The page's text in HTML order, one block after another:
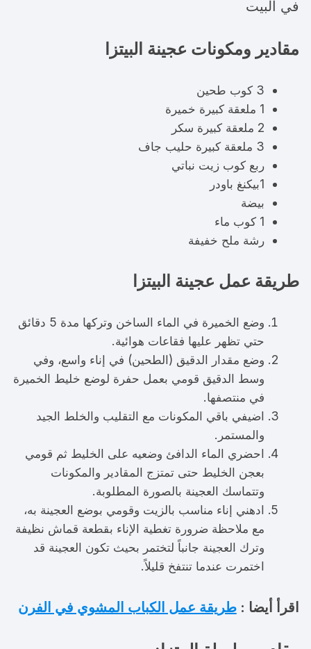
في البيت
مقادير ومكونات عجينة البيتزا
3 كوب طحين
1 ملعقة كبيرة خميرة
2 ملعقة كبيرة سكر
3 ملعقة كبيرة حليب جاف
ربع كوب زيت نباتي
1بيكنغ باودر
بيضة
1 كوب ماء
رشة ملح خفيفة
طريقة عمل عجينة البيتزا
وضع الخميرة في الماء الساخن وتركها مدة 5 دقائق
حتي تظهر عليها فقاعات هوائية.
وضع مقدار الدقيق (الطحين) في إناء واسع، وفي
وسط الدقيق قومي بعمل حفرة لوضع خليط الخميرة
في منتصفها.
اضيفي باقي المكونات مع التقليب والخلط الجيد
والمستمر.
احضري الماء الدافئ وضعيه على الخليط ثم قومي
بعجن الخليط حتى تمتزج المقادير والمكونات
وتتماسك العجينة بالصورة المطلوبة.
ادهني إناء مناسب بالزيت وقومي بوضع العجينة به،
مع ملاحظة ضرورة تغطية الإناء بقطعة قماش نظيفة
وترك العجينة جانباً لتختمر بحيث تكون العجينة قد
اختمرت عندما تنتفخ قليلاً.
اقرأ أيضا :طريقة عمل الكباب المشوي في الفرن